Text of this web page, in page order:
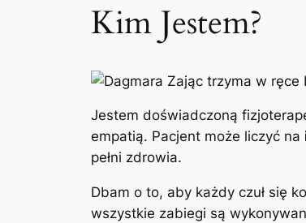
Kim Jestem?
Jestem doświadczoną
empatią. Pacjent może liczyć na
pełni zdrowia.
Dbam o to, aby każdy czuł się
wszystkie zabiegi są